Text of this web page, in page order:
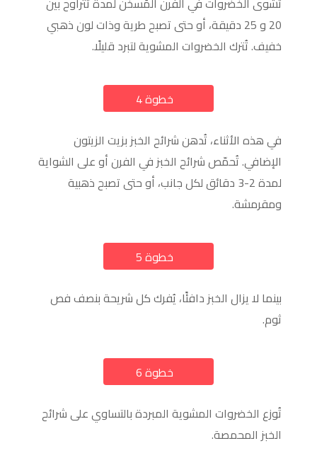
20 و 25 دقيقة، أو حتى تصبح طرية وذات لون ذهبي
خفيف. تُترك الخضروات المشوية لتبرد قليلًا.
خطوة 4
في هذه الأثناء، تُدهن شرائح الخبز بزيت الزيتون
الإضافي. تُحمّص شرائح الخبز في الفرن أو على الشواية
لمدة 2-3 دقائق لكل جانب، أو حتى تصبح ذهبية
ومقرمشة.
خطوة 5
بينما لا يزال الخبز دافئًا، يُفرك كل شريحة بنصف فص
ثوم.
خطوة 6
تُوزع الخضروات المشوية المبردة بالتساوي على شرائح
الخبز المحمصة.